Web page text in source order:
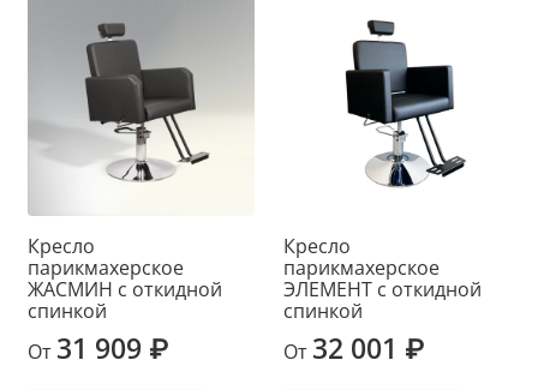
Кресло
парикмахерское
ЖАСМИН с откидной
спинкой
От 31 909 ₽
Кресло
парикмахерское
ЭЛЕМЕНТ с откидной
спинкой
От 32 001 ₽